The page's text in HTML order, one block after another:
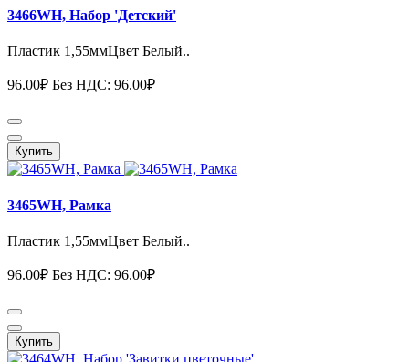
3466WH, Набор 'Детский'
Пластик 1,55ммЦвет Белый..
96.00₽ Без НДС: 96.00₽
Купить
3465WH, Рамка
Пластик 1,55ммЦвет Белый..
96.00₽ Без НДС: 96.00₽
Купить